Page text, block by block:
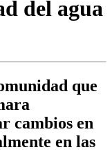
del agua
que
cambios en
en las